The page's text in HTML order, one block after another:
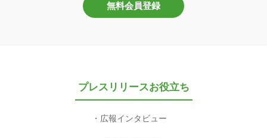
無料会員登録
プレスリリースお役立ち
広報インタビュー